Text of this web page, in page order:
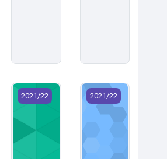
sociální práce (2021)
KSS/VPA - Sociální patologie (2021)
2021/22 KSS/VS3 -
2021/22